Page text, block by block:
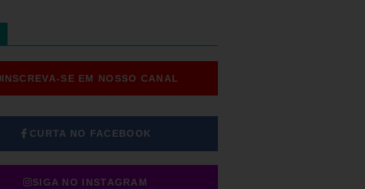
INSCREVA-SE EM NOSSO CANAL
CURTA NO FACEBOOK
SIGA NO INSTAGRAM